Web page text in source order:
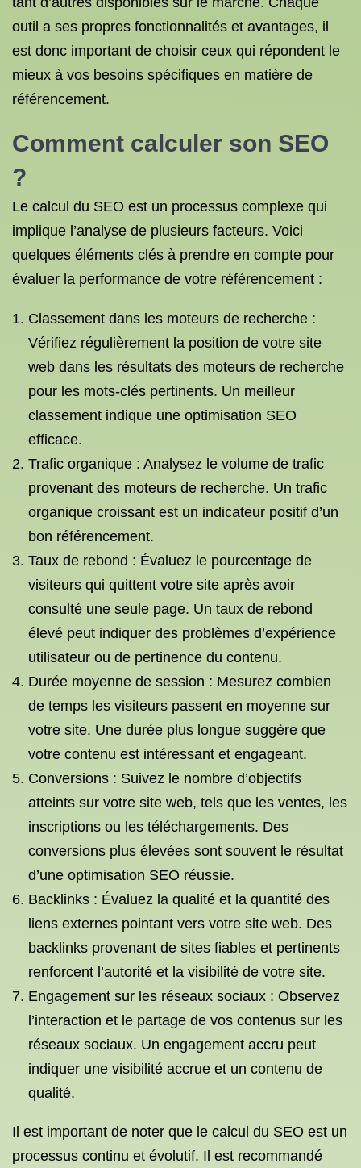
outil a ses propres fonctionnalités et avantages, il
est donc important de choisir ceux qui répondent le
mieux à vos besoins spécifiques en matière de
référencement.
Comment calculer son SEO
?
Le calcul du SEO est un processus complexe qui
implique l’analyse de plusieurs facteurs. Voici
quelques éléments clés à prendre en compte pour
évaluer la performance de votre référencement :
Classement dans les moteurs de recherche :
Vérifiez régulièrement la position de votre site
web dans les résultats des moteurs de recherche
pour les mots-clés pertinents. Un meilleur
classement indique une optimisation SEO
efficace.
Trafic organique : Analysez le volume de trafic
provenant des moteurs de recherche. Un trafic
organique croissant est un indicateur positif d’un
bon référencement.
Taux de rebond : Évaluez le pourcentage de
visiteurs qui quittent votre site après avoir
consulté une seule page. Un taux de rebond
élevé peut indiquer des problèmes d’expérience
utilisateur ou de pertinence du contenu.
Durée moyenne de session : Mesurez combien
de temps les visiteurs passent en moyenne sur
votre site. Une durée plus longue suggère que
votre contenu est intéressant et engageant.
Conversions : Suivez le nombre d’objectifs
atteints sur votre site web, tels que les ventes, les
inscriptions ou les téléchargements. Des
conversions plus élevées sont souvent le résultat
d’une optimisation SEO réussie.
Backlinks : Évaluez la qualité et la quantité des
liens externes pointant vers votre site web. Des
backlinks provenant de sites fiables et pertinents
renforcent l’autorité et la visibilité de votre site.
Engagement sur les réseaux sociaux : Observez
l’interaction et le partage de vos contenus sur les
réseaux sociaux. Un engagement accru peut
indiquer une visibilité accrue et un contenu de
qualité.
Il est important de noter que le calcul du SEO est un
processus continu et évolutif. Il est recommandé